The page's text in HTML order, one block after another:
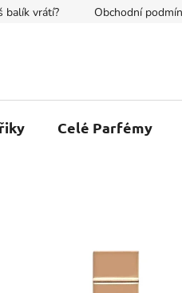
balík vrátí? Obchodní
Celé Parfémy